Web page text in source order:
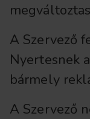
A Szervező
Nyertesnek
bármely
A Szervező